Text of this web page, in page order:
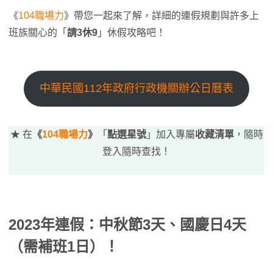
《104職場力》帶您一起來了解，詳細的連假規劃與許多上
班族關心的「 請3休9 」休假攻略吧！
中華民國112年政府行政機關辦公日曆表
★ 在 《104職場力》 「 點選星號」加入專屬收藏清單，隨時
登入隨時查找！
2023年連假：中秋節3天、國慶日4天
（需補班1日）！